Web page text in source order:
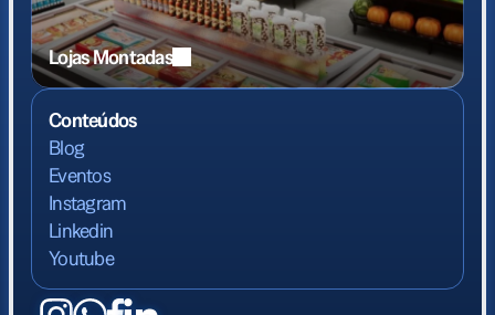
Lojas Montadas
Conteúdos
Blog
Eventos
Instagram
Linkedin
Youtube